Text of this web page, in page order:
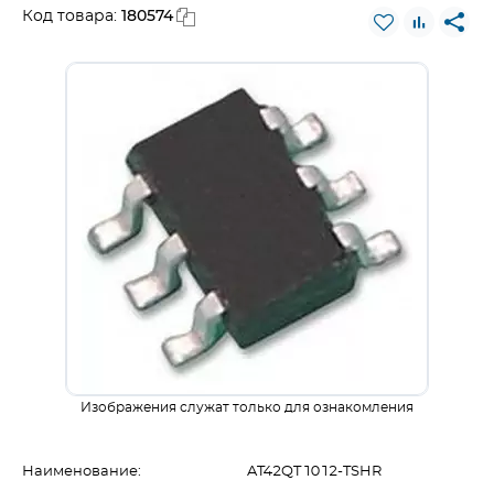
Код товара: 180574
Изображения служат только для ознакомления
Наименование: AT42QT1012-TSHR